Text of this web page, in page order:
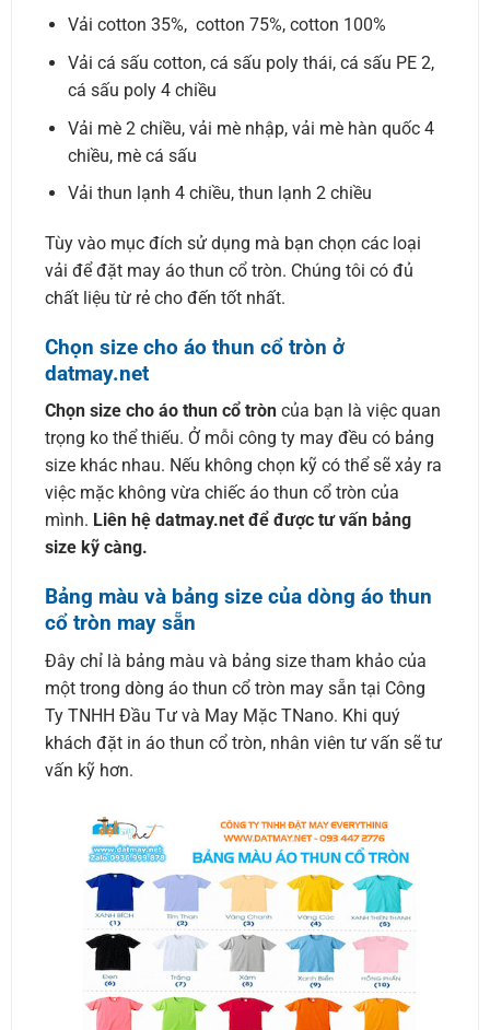
Vải cotton 35%, cotton 75%, cotton 100%
Vải cá sấu cotton, cá sấu poly thái, cá sấu PE 2,
cá sấu poly 4 chiều
Vải mè 2 chiều, vải mè nhập, vải mè hàn quốc 4
chiều, mè cá sấu
Vải thun lạnh 4 chiều, thun lạnh 2 chiều
Tùy vào mục đích sử dụng mà bạn chọn các loại
vải để đặt may áo thun cổ tròn. Chúng tôi có đủ
chất liệu từ rẻ cho đến tốt nhất.
Chọn size cho áo thun cổ tròn ở
datmay.net
Chọn size cho áo thun cổ tròn của bạn là việc quan
trọng ko thể thiếu. Ở mỗi công ty may đều có bảng
size khác nhau. Nếu không chọn kỹ có thể sẽ xảy ra
việc mặc không vừa chiếc áo thun cổ tròn của
mình. Liên hệ datmay.net để được tư vấn bảng
size kỹ càng.
Bảng màu và bảng size của dòng áo thun
cổ tròn may sẵn
Đây chỉ là bảng màu và bảng size tham khảo của
một trong dòng áo thun cổ tròn may sẵn tại Công
Ty TNHH Đầu Tư và May Mặc TNano. Khi quý
khách đặt in áo thun cổ tròn, nhân viên tư vấn sẽ tư
vấn kỹ hơn.